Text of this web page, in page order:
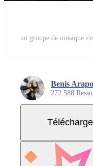
un groupe de musique
Benis
272 588